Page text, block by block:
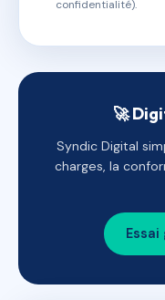
confidentialité).
🚀
Syndic Digital
charges, la